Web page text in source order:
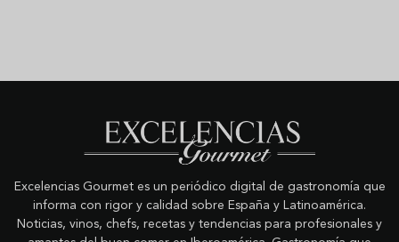
Excelencias Gourmet es un periódico digital de gastronomía que
informa con rigor y calidad sobre España y Latinoamérica.
Noticias, vinos, chefs, recetas y tendencias para profesionales y